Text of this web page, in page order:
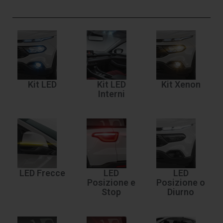
Kit LED
Kit LED
Interni
Kit Xenon
LED Frecce
LED
Posizione e
Stop
LED
Posizione o
Diurno